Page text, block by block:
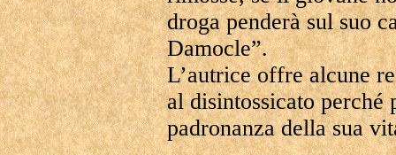
droga penderà sul suo
Damocle”.
L’autrice offre alcune
al disintossicato perché
padronanza della sua